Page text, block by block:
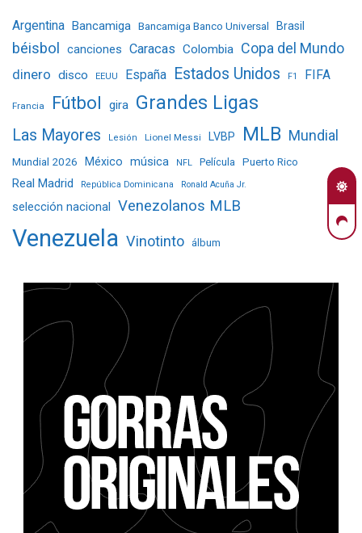
Argentina Bancamiga Bancamiga Banco Universal Brasil
béisbol canciones Caracas Colombia Copa del Mundo
dinero disco EEUU España Estados Unidos F1 FIFA
Francia Fútbol gira Grandes Ligas
Las Mayores Lesión Lionel Messi LVBP MLB Mundial
Mundial 2026 México música NFL Película Puerto Rico
Real Madrid República Dominicana Ronald Acuña Jr.
selección nacional Venezolanos MLB
Venezuela Vinotinto álbum